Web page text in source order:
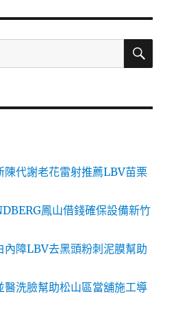
搜
陳代謝老花雷射推薦LBV苗栗
鳳山借錢確保設備新竹
內障LBV去黑頭粉刺泥膜幫助
醫洗臉幫助松山區當舖施工導